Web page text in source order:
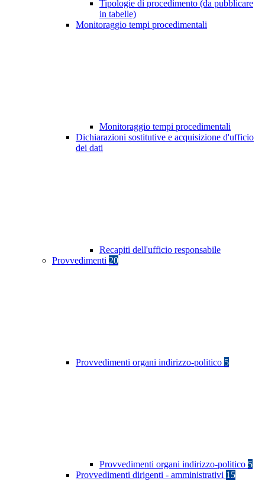
Tipologie di procedimento (da pubblicare
in tabelle)
Monitoraggio tempi procedimentali
Monitoraggio tempi procedimentali
Dichiarazioni sostitutive e acquisizione d'ufficio
dei dati
Recapiti dell'ufficio responsabile
Provvedimenti 20
Provvedimenti organi indirizzo-politico 5
Provvedimenti organi indirizzo-politico 5
Provvedimenti dirigenti - amministrativi 15